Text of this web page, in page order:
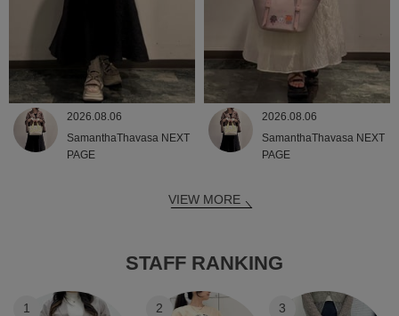
2026.08.06
SamanthaThavasa NEXT
PAGE
2026.08.06
SamanthaThavasa NEXT
PAGE
VIEW MORE
STAFF RANKING
1 2 3